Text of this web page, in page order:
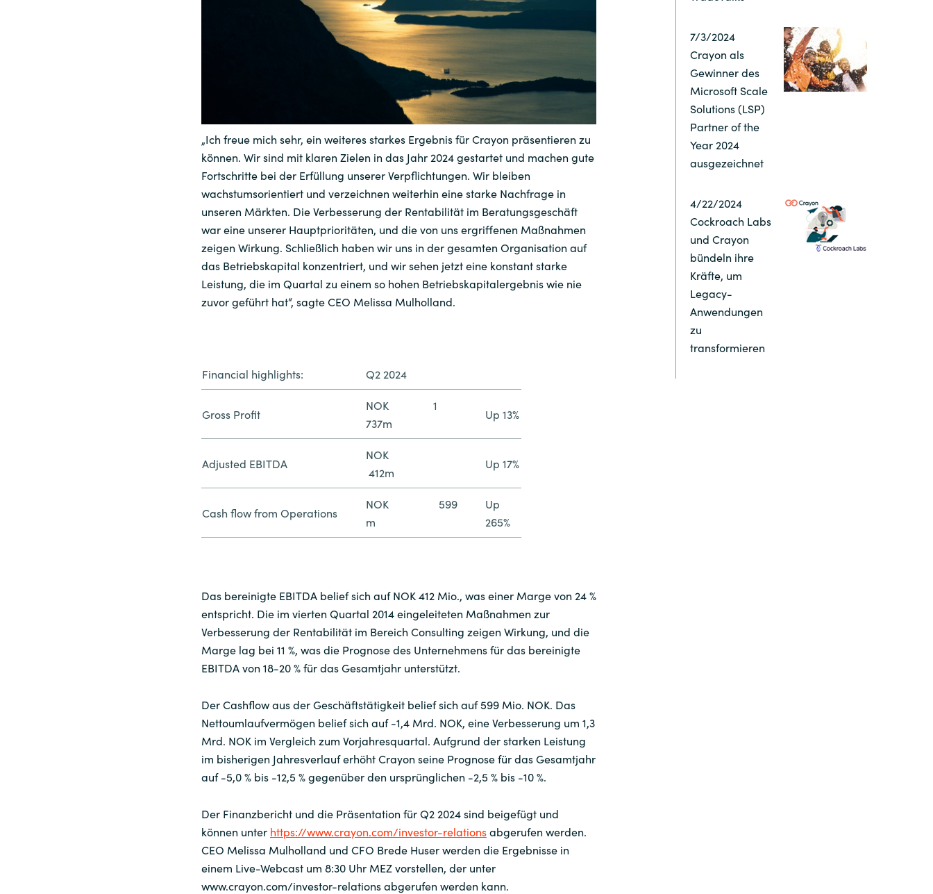
Sweden
Switzerland
United Kingdom United States
Jetbrains
Matrix42
Microsoft
Nutanix
Omnissa
Powell Software
Quest Soft
Red Hat
Snow
Think Cell
VMware by Broadcom
Workplace from Meta
„Ich freue mich sehr, ein weiteres starkes Ergebnis für Crayon präsentieren zu
können. Wir sind mit klaren Zielen in das Jahr 2024 gestartet und machen gute
Fortschritte bei der Erfüllung unserer Verpflichtungen. Wir bleiben
wachstumsorientiert und verzeichnen weiterhin eine starke Nachfrage in
unseren Märkten. Die Verbesserung der Rentabilität im Beratungsgeschäft
war eine unserer Hauptprioritäten, und die von uns ergriffenen Maßnahmen
zeigen Wirkung. Schließlich haben wir uns in der gesamten Organisation auf
das Betriebskapital konzentriert, und wir sehen jetzt eine konstant starke
Leistung, die im Quartal zu einem so hohen Betriebskapitalergebnis wie nie
zuvor geführt hat“, sagte CEO Melissa Mulholland.
Financial highlights: Q2 2024
Gross Profit
NOK 1
737m
Up 13%
Adjusted EBITDA
NOK
412m
Up 17%
Cash flow from Operations
NOK 599
m
Up
265%
Das bereinigte EBITDA belief sich auf NOK 412 Mio., was einer Marge von 24 %
entspricht. Die im vierten Quartal 2014 eingeleiteten Maßnahmen zur
Verbesserung der Rentabilität im Bereich Consulting zeigen Wirkung, und die
Marge lag bei 11 %, was die Prognose des Unternehmens für das bereinigte
EBITDA von 18-20 % für das Gesamtjahr unterstützt.
Der Cashflow aus der Geschäftstätigkeit belief sich auf 599 Mio. NOK. Das
Nettoumlaufvermögen belief sich auf -1,4 Mrd. NOK, eine Verbesserung um 1,3
Mrd. NOK im Vergleich zum Vorjahresquartal. Aufgrund der starken Leistung
im bisherigen Jahresverlauf erhöht Crayon seine Prognose für das Gesamtjahr
auf -5,0 % bis -12,5 % gegenüber den ursprünglichen -2,5 % bis -10 %.
Der Finanzbericht und die Präsentation für Q2 2024 sind beigefügt und
können unter https://www.crayon.com/investor-relationsabgerufen werden.
CEO Melissa Mulholland und CFO Brede Huser werden die Ergebnisse in
einem Live-Webcast um 8:30 Uhr MEZ vorstellen, der unter
www.crayon.com/investor-relations abgerufen werden kann.
7/3/2024
Crayon als
Gewinner des
Microsoft Scale
Solutions (LSP)
Partner of the
Year 2024
ausgezeichnet
4/22/2024
Cockroach Labs
und Crayon
bündeln ihre
Kräfte, um
Legacy-
Anwendungen
zu
transformieren